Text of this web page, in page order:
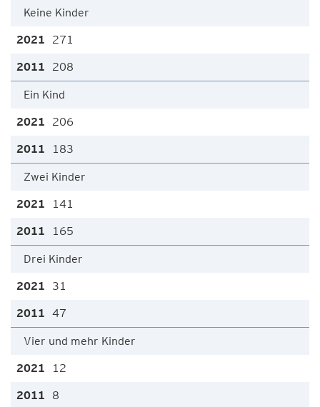
Keine Kinder
271
208
Ein Kind
206
183
Zwei Kinder
141
165
Drei Kinder
31
47
Vier und mehr Kinder
12
8